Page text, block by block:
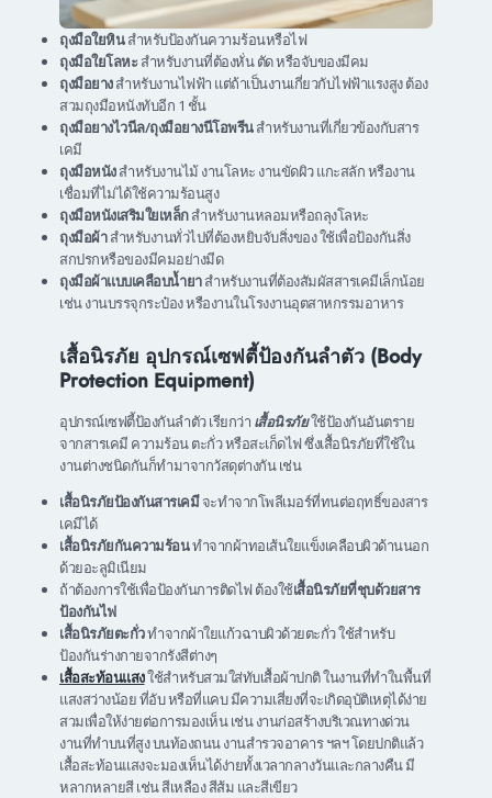
ถุงมือใยหินสำหรับป้องกันความร้อนหรือไฟ
ถุงมือใยโลหะสำหรับงานที่ต้องหั่น ตัด หรือจับของมีคม
ถุงมือยางสำหรับงานไฟฟ้า แต่ถ้าเป็นงานเกี่ยวกับไฟฟ้าแรงสูง ต้อง
สวมถุงมือหนังทับอีก 1 ชั้น
ถุงมือยางไวนีล/ถุงมือยางนีโอพรีนสำหรับงานที่เกี่ยวข้องกับสาร
เคมี
ถุงมือหนังสำหรับงานไม้ งานโลหะ งานขัดผิว แกะสลัก หรืองาน
เชื่อมที่ไม่ได้ใช้ความร้อนสูง
ถุงมือหนังเสริมใยเหล็กสำหรับงานหลอมหรือถลุงโลหะ
ถุงมือผ้าสำหรับงานทั่วไปที่ต้องหยิบจับสิ่งของ ใช้เพื่อป้องกันสิ่ง
สกปรกหรือของมีคมอย่างมีด
ถุงมือผ้าแบบเคลือบน้ำยาสำหรับงานที่ต้องสัมผัสสารเคมีเล็กน้อย
เช่น งานบรรจุกระป๋อง หรืองานในโรงงานอุตสาหกรรมอาหาร
เสื้อนิรภัย อุปกรณ์เซฟตี้ป้องกันลำตัว (Body
Protection Equipment)
อุปกรณ์เซฟตี้ป้องกันลำตัว เรียกว่า เสื้อนิรภัยใช้ป้องกันอันตราย
จากสารเคมี ความร้อน ตะกั่ว หรือสะเก็ดไฟ ซึ่งเสื้อนิรภัยที่ใช้ใน
งานต่างชนิดกันก็ทำมาจากวัสดุต่างกัน เช่น
เสื้อนิรภัยป้องกันสารเคมีจะทำจากโพลีเมอร์ที่ทนต่อฤทธิ์ของสาร
เคมีได้
เสื้อนิรภัยกันความร้อนทำจากผ้าทอเส้นใยแข็งเคลือบผิวด้านนอก
ด้วยอะลูมิเนียม
ถ้าต้องการใช้เพื่อป้องกันการติดไฟ ต้องใช้เสื้อนิรภัยที่ชุบด้วยสาร
ป้องกันไฟ
เสื้อนิรภัยตะกั่วทำจากผ้าใยแก้วฉาบผิวด้วยตะกั่ว ใช้สำหรับ
ป้องกันร่างกายจากรังสีต่างๆ
เสื้อสะท้อนแสงใช้สำหรับสวมใส่ทับเสื้อผ้าปกติ ในงานที่ทำในพื้นที่
แสงสว่างน้อย ที่อับ หรือที่แคบ มีความเสี่ยงที่จะเกิดอุบัติเหตุได้ง่าย
สวมเพื่อให้ง่ายต่อการมองเห็น เช่น งานก่อสร้างบริเวณทางด่วน
งานที่ทำบนที่สูง บนท้องถนน งานสำรวจอาคาร ฯลฯ โดยปกติแล้ว
เสื้อสะท้อนแสงจะมองเห็นได้ง่ายทั้งเวลากลางวันและกลางคืน มี
หลากหลายสี เช่น สีเหลือง สีส้ม และสีเขียว